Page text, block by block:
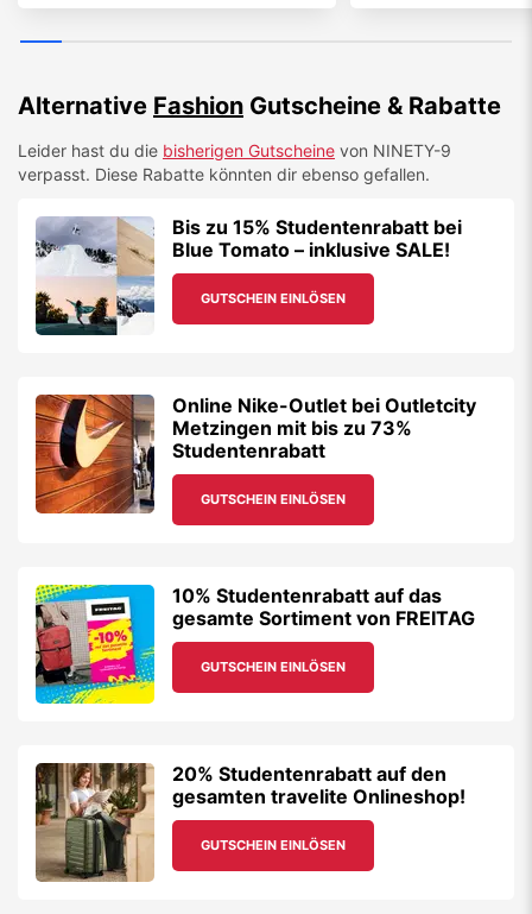
Alternative Fashion Gutscheine & Rabatte
Leider hast du die bisherigen Gutscheine von NINETY-9
verpasst. Diese Rabatte könnten dir ebenso gefallen.
Bis zu 15% Studentenrabatt bei
Blue Tomato – inklusive SALE!
GUTSCHEIN EINLÖSEN
Online Nike-Outlet bei Outletcity
Metzingen mit bis zu 73%
Studentenrabatt
GUTSCHEIN EINLÖSEN
10% Studentenrabatt auf das
gesamte Sortiment von FREITAG
GUTSCHEIN EINLÖSEN
20% Studentenrabatt auf den
gesamten travelite Onlineshop!
GUTSCHEIN EINLÖSEN